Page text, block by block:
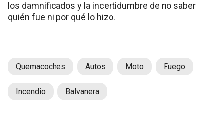
los damnificados y la incertidumbre de no saber
quién fue ni por qué lo hizo.
Quemacoches Autos Moto Fuego
Incendio Balvanera